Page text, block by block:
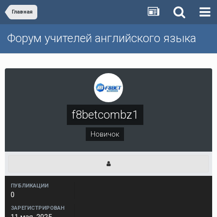
Главная
Форум учителей английского языка
f8betcombz1
Новичок
ПУБЛИКАЦИИ
0
ЗАРЕГИСТРИРОВАН